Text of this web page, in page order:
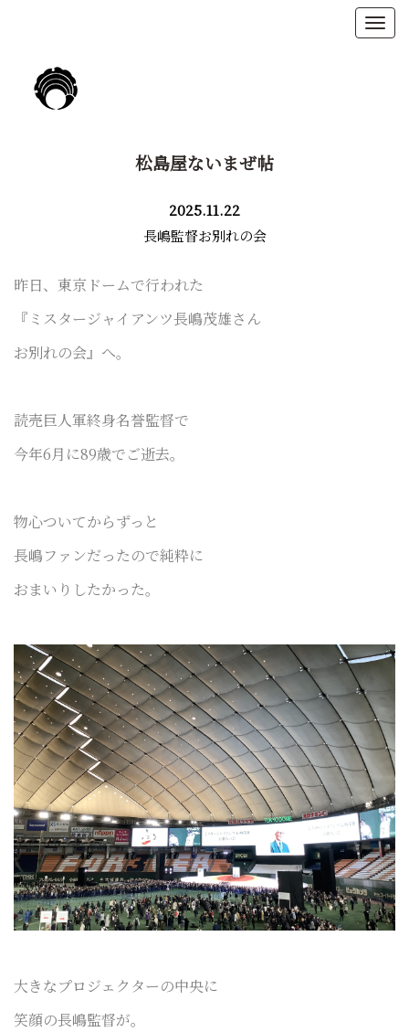
松島屋ないまぜ帖
2025.11.22
長嶋監督お別れの会
昨日、東京ドームで行われた
『ミスタージャイアンツ長嶋茂雄さん
お別れの会』へ。
読売巨人軍終身名誉監督で
今年6月に89歳でご逝去。
物心ついてからずっと
長嶋ファンだったので純粋に
おまいりしたかった。
大きなプロジェクターの中央に
笑顔の長嶋監督が。